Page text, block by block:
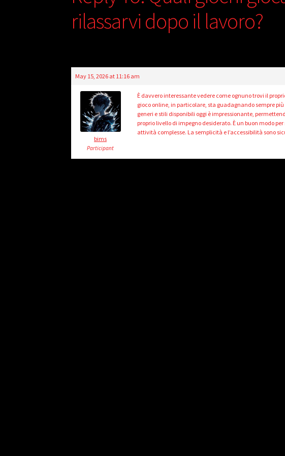
rilassarvi dopo il lavoro?
May 15, 2026 at 11:16 am
bims
Participant
È davvero interessante vedere come ognuno trovi il
gioco online, in particolare, sta guadagnando sempre
generi e stili disponibili oggi è impressionante,
proprio livello di impegno desiderato. È un buon modo
attività complesse. La semplicità e l’accessibilità sono